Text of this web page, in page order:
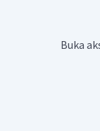
: Belum
Opsi A. 50 mL
MenghitungBuka